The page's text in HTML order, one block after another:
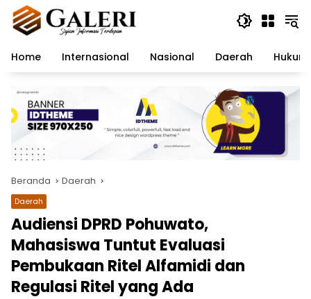
Langsung
konten
Home
Internasional Nasional Daerah
Beranda Daerah
Daerah
Audiensi DPRD Pohuwato,
Mahasiswa Tuntut Evaluasi
Pembukaan Ritel Alfamidi dan
Regulasi Ritel yang Ada